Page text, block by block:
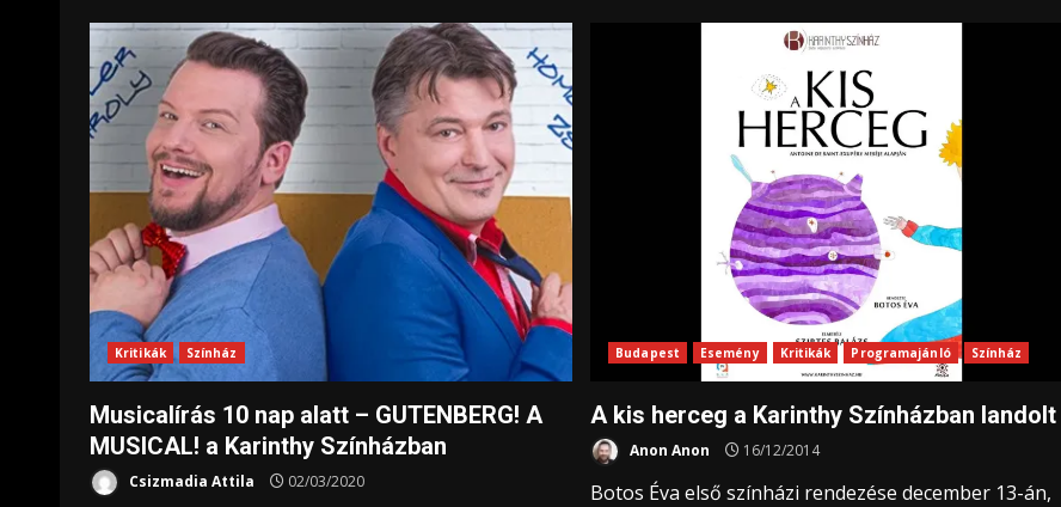
Kritikák Színház
Musicalírás 10 nap alatt – GUTENBERG! A
MUSICAL! a Karinthy Színházban
Csizmadia Attila 02/03/2020
Budapest Esemény Kritikák Programajánló Színház
A kis herceg a Karinthy Színházban landolt
Anon Anon 16/12/2014
Botos Éva első színházi rendezése december 13-án,